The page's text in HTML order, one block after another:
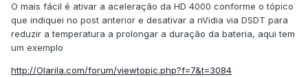
O mais fácil é ativar a aceleração da HD 4000 conforme o tópico
que indiquei no post anterior e desativar a nVidia via DSDT para
reduzir a temperatura a prolongar a duração da bateria, aqui tem
um exemplo
http://Olarila.com/forum/viewtopic.php?f=7&t=3084